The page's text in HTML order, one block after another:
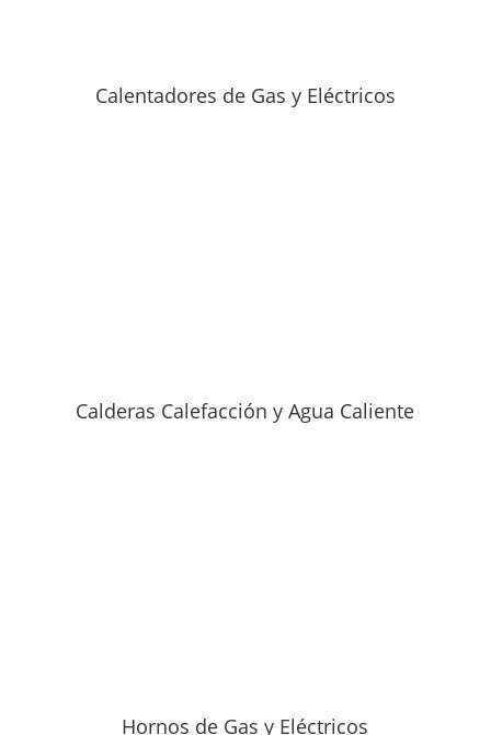
Calentadores de Gas y Eléctricos
Calderas Calefacción y Agua Caliente
Hornos de Gas y Eléctricos